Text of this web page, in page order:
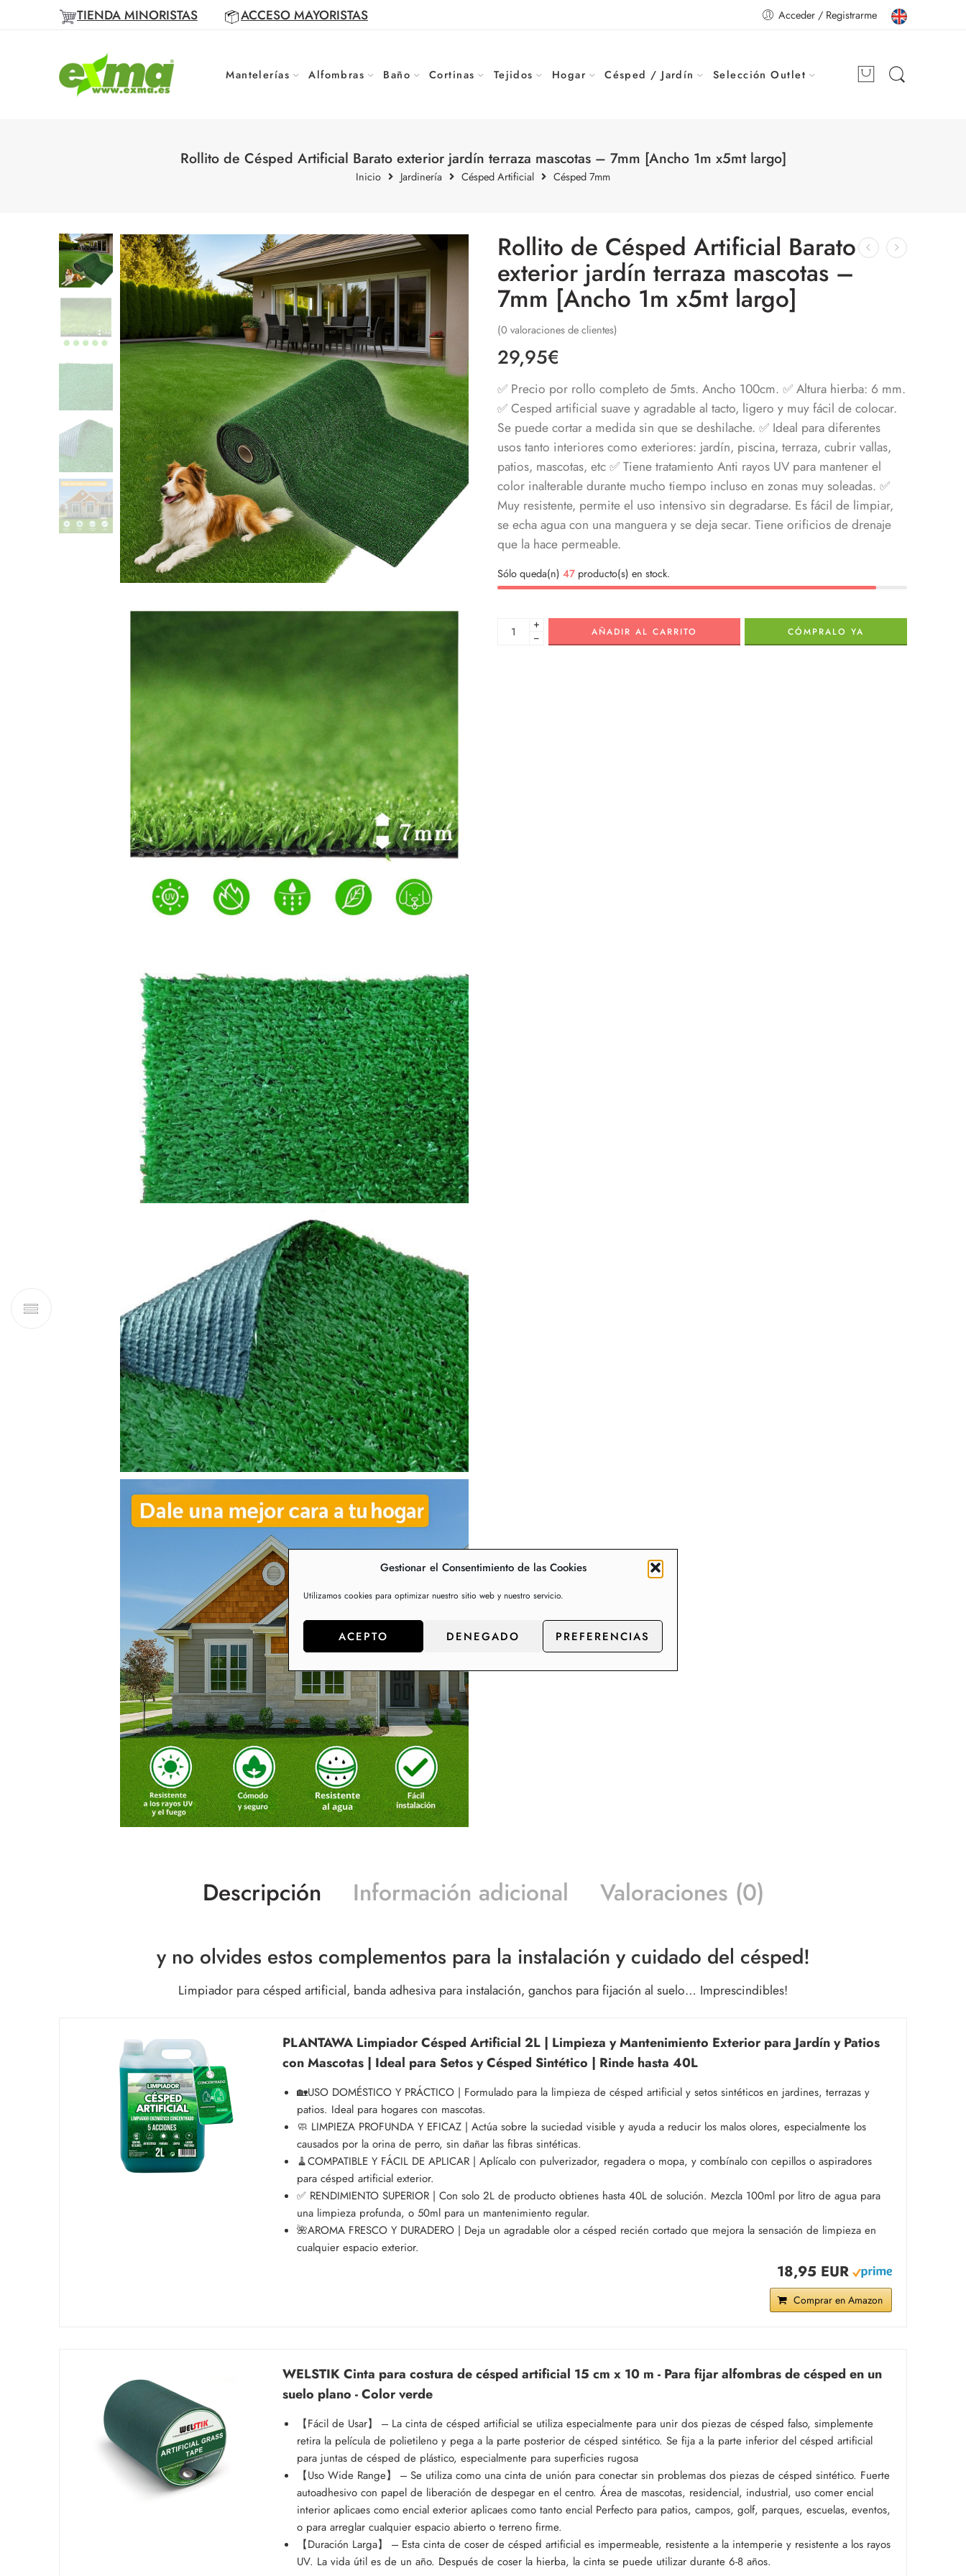
Gestionar el Consentimiento de las Cookies
Utilizamos cookies para optimizar nuestro sitio web y nuestro servicio.
ACEPTO DENEGADO PREFERENCIAS
TIENDA MINORISTAS ACCESO MAYORISTAS Acceder / Registrarme
Mantelerías Alfombras Baño Cortinas Tejidos Hogar Césped / Jardín Selección Outlet
Rollito de Césped Artificial Barato exterior jardín terraza mascotas – 7mm [Ancho 1m x5mt largo]
Inicio Jardinería Césped Artificial Césped 7mm
Rollito de Césped Artificial Barato
exterior jardín terraza mascotas –
7mm [Ancho 1m x5mt largo]
(0 valoraciones de clientes)
29,95€
✅ Precio por rollo completo de 5mts. Ancho 100cm. ✅ Altura hierba: 6 mm.
✅ Cesped artificial suave y agradable al tacto, ligero y muy fácil de colocar.
Se puede cortar a medida sin que se deshilache. ✅ Ideal para diferentes
usos tanto interiores como exteriores: jardín, piscina, terraza, cubrir vallas,
patios, mascotas, etc ✅ Tiene tratamiento Anti rayos UV para mantener el
color inalterable durante mucho tiempo incluso en zonas muy soleadas. ✅
Muy resistente, permite el uso intensivo sin degradarse. Es fácil de limpiar,
se echa agua con una manguera y se deja secar. Tiene orificios de drenaje
que la hace permeable.
Sólo queda(n) 47 producto(s) en stock.
+
−
AÑADIR AL CARRITO CÓMPRALO YA
Descripción Información adicional Valoraciones (0)
y no olvides estos complementos para la instalación y cuidado del césped!
Limpiador para césped artificial, banda adhesiva para instalación, ganchos para fijación al suelo… Imprescindibles!
PLANTAWA Limpiador Césped Artificial 2L | Limpieza y Mantenimiento Exterior para Jardín y Patios
con Mascotas | Ideal para Setos y Césped Sintético | Rinde hasta 40L
🏡USO DOMÉSTICO Y PRÁCTICO | Formulado para la limpieza de césped artificial y setos sintéticos en jardines, terrazas y
patios. Ideal para hogares con mascotas.
🧼 LIMPIEZA PROFUNDA Y EFICAZ | Actúa sobre la suciedad visible y ayuda a reducir los malos olores, especialmente los
causados por la orina de perro, sin dañar las fibras sintéticas.
🧹COMPATIBLE Y FÁCIL DE APLICAR | Aplícalo con pulverizador, regadera o mopa, y combínalo con cepillos o aspiradores
para césped artificial exterior.
✅ RENDIMIENTO SUPERIOR | Con solo 2L de producto obtienes hasta 40L de solución. Mezcla 100ml por litro de agua para
una limpieza profunda, o 50ml para un mantenimiento regular.
🌺AROMA FRESCO Y DURADERO | Deja un agradable olor a césped recién cortado que mejora la sensación de limpieza en
cualquier espacio exterior.
18,95 EUR
Comprar en Amazon
WELSTIK Cinta para costura de césped artificial 15 cm x 10 m - Para fijar alfombras de césped en un
suelo plano - Color verde
【Fácil de Usar】 --- La cinta de césped artificial se utiliza especialmente para unir dos piezas de césped falso, simplemente
retira la película de polietileno y pega a la parte posterior de césped sintético. Se fija a la parte inferior del césped artificial
para juntas de césped de plástico, especialmente para superficies rugosa
【Uso Wide Range】 --- Se utiliza como una cinta de unión para conectar sin problemas dos piezas de césped sintético. Fuerte
autoadhesivo con papel de liberación de despegar en el centro. Área de mascotas, residencial, industrial, uso comer encial
interior aplicaes como encial exterior aplicaes como tanto encial Perfecto para patios, campos, golf, parques, escuelas, eventos,
o para arreglar cualquier espacio abierto o terreno firme.
【Duración Larga】 --- Esta cinta de coser de césped artificial es impermeable, resistente a la intemperie y resistente a los rayos
UV. La vida útil es de un año. Después de coser la hierba, la cinta se puede utilizar durante 6-8 años.